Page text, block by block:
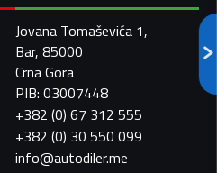
Jovana Tomaševića 1,
Bar, 85000
Crna Gora
PIB: 03007448
+382 (0) 67 312 555
+382 (0) 30 550 099
info@autodiler.me